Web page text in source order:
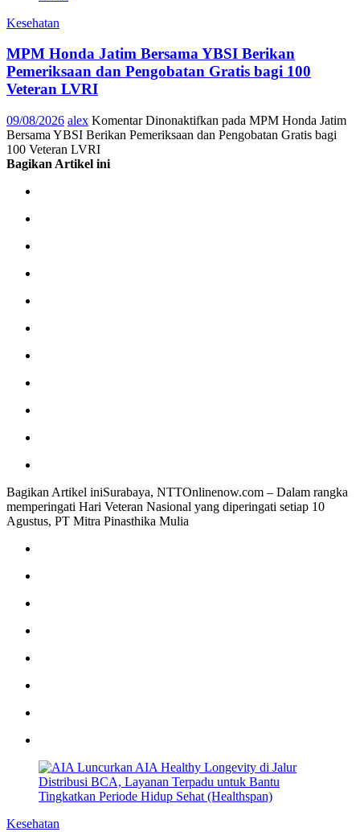
Kesehatan
MPM Honda Jatim Bersama YBSI Berikan
Pemeriksaan dan Pengobatan Gratis bagi 100
Veteran LVRI
09/08/2026 alex Komentar Dinonaktifkan pada MPM Honda Jatim
Bersama YBSI Berikan Pemeriksaan dan Pengobatan Gratis bagi
100 Veteran LVRI
Bagikan Artikel ini
Bagikan Artikel iniSurabaya, NTTOnlinenow.com – Dalam rangka
memperingati Hari Veteran Nasional yang diperingati setiap 10
Agustus, PT Mitra Pinasthika Mulia
Kesehatan